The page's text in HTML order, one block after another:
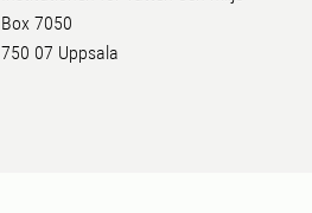
Box 7050
750 07 Uppsala